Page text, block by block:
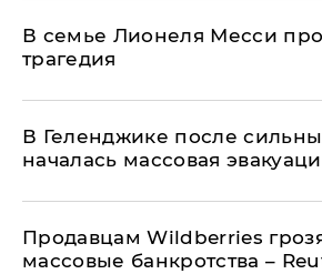
В семье Лионеля Месси
трагедия
В Геленджике после
началась массовая
Продавцам Wildberries
массовые банкротства –